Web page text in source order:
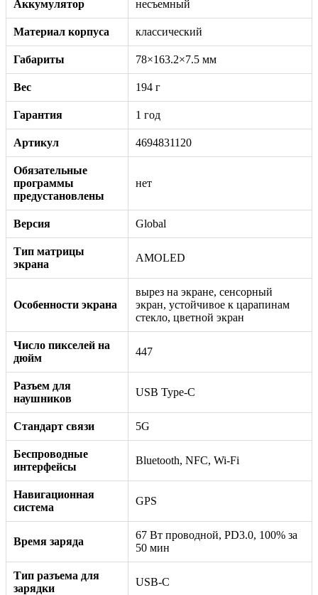
Аккумулятор несъемный
Материал корпуса классический
Габариты 78×163.2×7.5 мм
Вес 194 г
Гарантия 1 год
Артикул 4694831120
Обязательные
программы
предустановлены
нет
Версия Global
Тип матрицы
экрана
AMOLED
Особенности экрана
вырез на экране, сенсорный
экран, устойчивое к царапинам
стекло, цветной экран
Число пикселей на
дюйм
447
Разъем для
наушников
USB Type-C
Стандарт связи 5G
Беспроводные
интерфейсы
Bluetooth, NFC, Wi-Fi
Навигационная
система
GPS
Время заряда
67 Вт проводной, PD3.0, 100% за
50 мин
Тип разъема для
зарядки
USB-C